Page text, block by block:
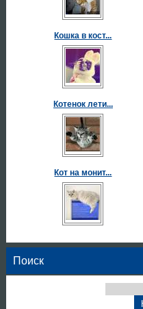
Кошка в кост...
Котенок лети...
Кот на монит...
Поиск